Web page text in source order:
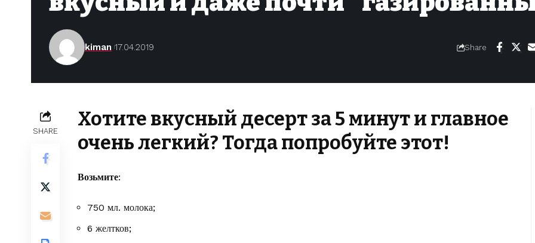
kiman 17.04.2019 Share
SHARE
Хотите вкусный десерт за 5 минут и главное
очень легкий? Тогда попробуйте этот!
Возьмите:
750 мл. молока;
6 желтков;